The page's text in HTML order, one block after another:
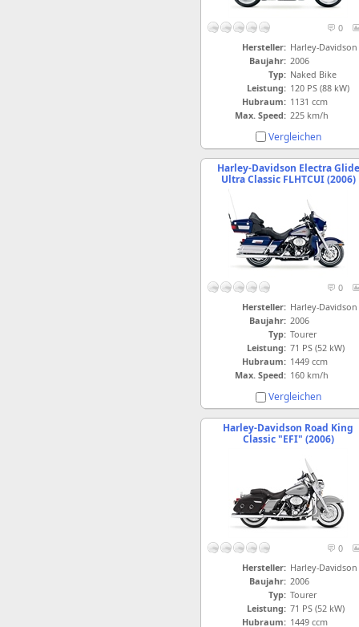
0
Hersteller: Harley-Davidson
Baujahr: 2006
Typ: Naked Bike
Leistung: 120 PS (88 kW)
Hubraum: 1131 ccm
Max. Speed: 225 km/h
Vergleichen
Harley-Davidson Electra Glide
Ultra Classic FLHTCUI (2006)
0
Hersteller: Harley-Davidson
Baujahr: 2006
Typ: Tourer
Leistung: 71 PS (52 kW)
Hubraum: 1449 ccm
Max. Speed: 160 km/h
Vergleichen
Harley-Davidson Road King
Classic "EFI" (2006)
0
Hersteller: Harley-Davidson
Baujahr: 2006
Typ: Tourer
Leistung: 71 PS (52 kW)
Hubraum: 1449 ccm